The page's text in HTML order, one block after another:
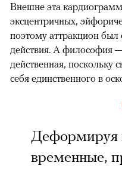
Внешне эта
эксцентричных,
поэтому аттракцион был
действия. А философия
действенная, поскольку
себя единственного в
Деформируя
временные,